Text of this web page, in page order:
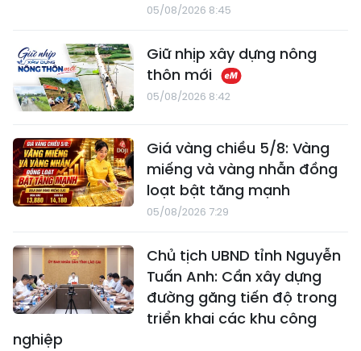
05/08/2026 8:45
Giữ nhịp xây dựng nông
thôn mới
05/08/2026 8:42
Giá vàng chiều 5/8: Vàng
miếng và vàng nhẫn đồng
loạt bật tăng mạnh
05/08/2026 7:29
Chủ tịch UBND tỉnh Nguyễn
Tuấn Anh: Cần xây dựng
đường găng tiến độ trong
triển khai các khu công
nghiệp